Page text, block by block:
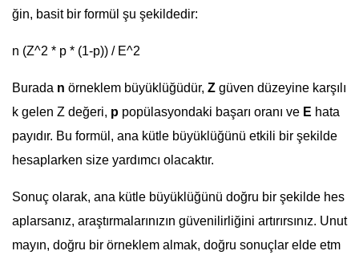
ğin, basit bir formül şu şekildedir:
n (Z^2 * p * (1-p)) / E^2
Burada n örneklem büyüklüğüdür, Z güven düzeyine karşılı
k gelen Z değeri, p popülasyondaki başarı oranı ve E hata
payıdır. Bu formül, ana kütle büyüklüğünü etkili bir şekilde
hesaplarken size yardımcı olacaktır.
Sonuç olarak, ana kütle büyüklüğünü doğru bir şekilde hes
aplarsanız, araştırmalarınızın güvenilirliğini artırırsınız. Unut
mayın, doğru bir örneklem almak, doğru sonuçlar elde etm